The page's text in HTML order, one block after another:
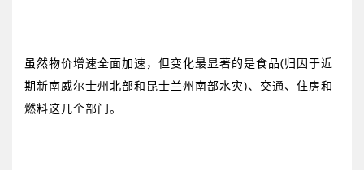
虽然物价增速全面加速，但变化最显著的是食品(归因于近
期新南威尔士州北部和昆士兰州南部水灾)、交通、住房和
燃料这几个部门。